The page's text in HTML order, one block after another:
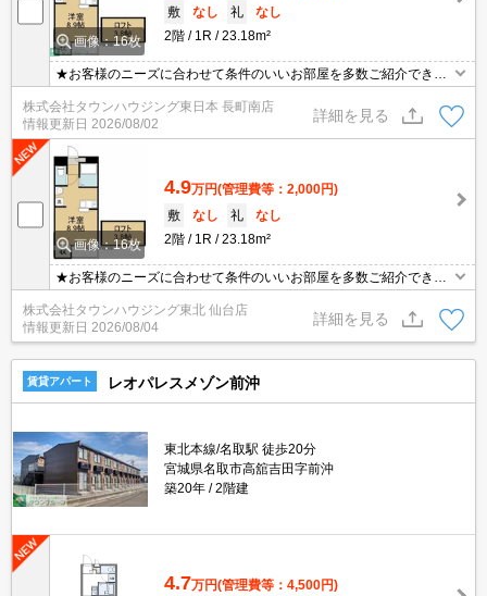
画像：16枚
敷
なし 礼
なし
2階
1R 23.18m²
★お客様のニーズに合わせて条件のいいお部屋を多数ご紹介できま
す★賃貸物件のお部屋探しはタウンハウジングへ
株式会社タウンハウジング東日本 長町南店
情報更新日 2026/08/02
詳細を見る
画像：16枚
4.9万円(管理費等：2,000円)
敷
なし 礼
なし
2階
1R 23.18m²
★お客様のニーズに合わせて条件のいいお部屋を多数ご紹介できま
す★賃貸物件のお部屋探しはタウンハウジングへ
株式会社タウンハウジング東北 仙台店
情報更新日 2026/08/04
詳細を見る
賃貸アパート レオパレスメゾン前沖
東北本線/名取駅 徒歩20分
宮城県名取市高舘吉田字前沖
築20年
2階建
4.7万円(管理費等：4,500円)